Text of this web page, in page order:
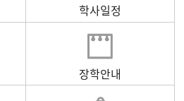
학사일정
장학안내